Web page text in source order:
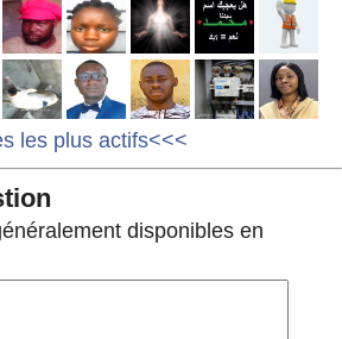
les plus actifs<<<
disponibles en